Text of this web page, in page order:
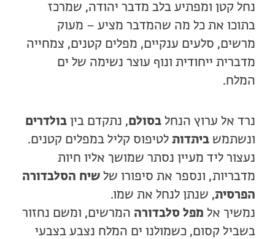
נחל קטן ומפתיע בלב מדבר יהודה, שמרכז
בתוכו את כל מה שהמדבר מציע – מעוק
מרשים, סלעים ענקיים, מפלים קטנים, צמחייה
מדברית ייחודית ונוף עוצר נשימה של ים
המלח.
נרד אל ערוץ הנחל בסולם, נתקדם בין בולדרים
ונשתמש ביתדות לטיפוס קליל במפלים קטנים.
נעצור ליד מעיין נסתר שמושך אליו חיות
מדבריות, ונספר את סיפורו של שיח הסלבדורה
הפרסית, שנתן לנחל את שמו.
נמשיך אל מפל סלבדורה המרשים, ומשם נחזור
בשביל קסום, כשמולנו ים המלח נצבע בצבעי